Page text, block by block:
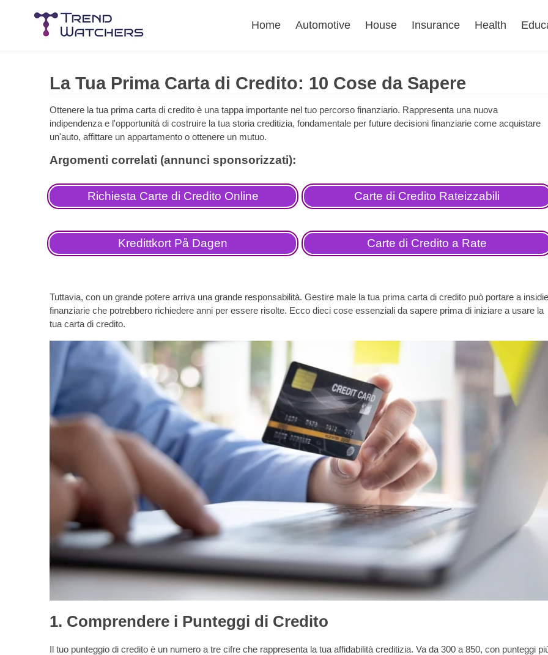
Home Automotive House Insurance Health
La Tua Prima Carta di Credito: 10 Cose da Sapere
Ottenere la tua prima carta di credito è una tappa importante nel tuo percorso finanziario. Rappresenta una nuova
indipendenza e l'opportunità di costruire la tua storia creditizia, fondamentale per future decisioni finanziarie come acquistare
un'auto, affittare un appartamento o ottenere un mutuo.
Richiesta Carte di Credito Online Carte di Credito Rateizzabili
Kredittkort På Dagen Carte di Credito a Rate
Tuttavia, con un grande potere arriva una grande responsabilità. Gestire male la tua prima carta di credito può portare a
finanziarie che potrebbero richiedere anni per essere risolte. Ecco dieci cose essenziali da sapere prima di iniziare a usare la
tua carta di credito.
1. Comprendere i Punteggi di Credito
Il tuo punteggio di credito è un numero a tre cifre che rappresenta la tua affidabilità creditizia. Va da 300 a 850, con punteggi